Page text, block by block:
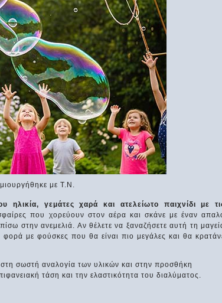
με Τ.Ν.
ηλικία, γεμάτες χαρά και ατελείωτο παιχνίδι με
σφαίρες που χορεύουν στον αέρα και σκάνε με έναν
στην ανεμελιά. Αν θέλετε να ξαναζήσετε αυτή τη
με φούσκες που θα είναι πιο μεγάλες και θα
στη σωστή αναλογία των υλικών και στην προσθήκη
τάση και την ελαστικότητα του διαλύματος.